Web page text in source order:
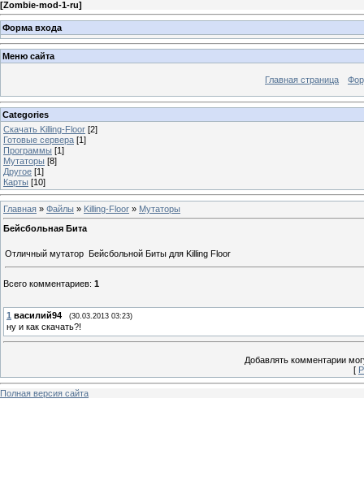
[Zombie-mod-1-ru]
Форма входа
Меню сайта
Главная страница
Categories
Скачать Killing-Floor [2]
Готовые сервера [1]
Программы [1]
Мутаторы [8]
Другое [1]
Карты [10]
Главная » Файлы » Killing-Floor » Мутаторы
Бейсбольная Бита
Отличный мутатор Бейсбольной Биты для Killing Floor
Всего комментариев: 1
1 василий94 (30.03.2013 03:23)
ну и как скачать?!
Добавлять комментарии
[
Полная версия сайта